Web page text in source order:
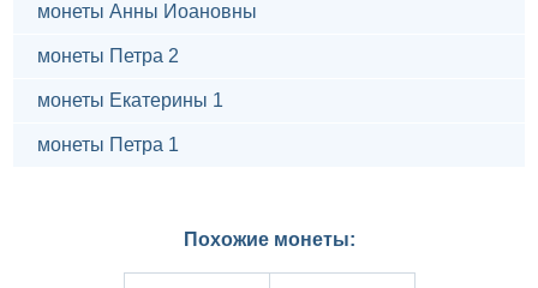
монеты Анны Иоановны
монеты Петра 2
монеты Екатерины 1
монеты Петра 1
Похожие монеты: